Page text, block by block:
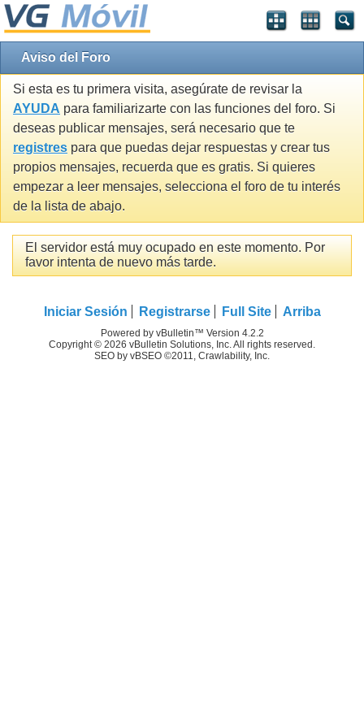
Aviso del Foro
Si esta es tu primera visita, asegúrate de revisar la
AYUDA para familiarizarte con las funciones del foro. Si
deseas publicar mensajes, será necesario que te
registres para que puedas dejar respuestas y crear tus
propios mensajes, recuerda que es gratis. Si quieres
empezar a leer mensajes, selecciona el foro de tu interés
de la lista de abajo.
El servidor está muy ocupado en este momento. Por
favor intenta de nuevo más tarde.
Iniciar Sesión Registrarse Full Site Arriba
Powered by vBulletin™ Version 4.2.2
Copyright © 2026 vBulletin Solutions, Inc. All rights reserved.
SEO by vBSEO ©2011, Crawlability, Inc.